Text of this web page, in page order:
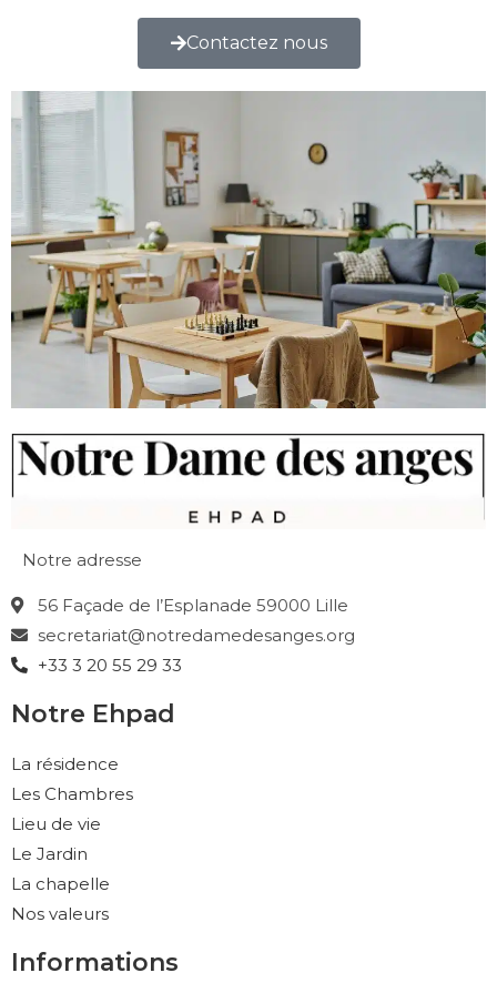
Contactez nous
Notre adresse
56 Façade de l’Esplanade 59000 Lille
secretariat@notredamedesanges.org
+33 3 20 55 29 33
Notre Ehpad
La résidence
Les Chambres
Lieu de vie
Le Jardin
La chapelle
Nos valeurs
Informations